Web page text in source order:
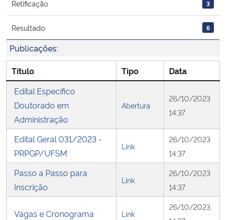
Secretaria de Governo
Gabinete de Segurança Institucional
Advocacia-Geral da União
Banco Central do Brasil
Planalto
Retificação 3
Resultado 6
Publicações:
Título Tipo
Data
Edital Específico
Doutorado em
Administração
Abertura
26/10/2023
14:37
Edital Geral 031/2023 -
PRPGP/UFSM
Link
26/10/2023
14:37
Passo a Passo para
Inscrição
Link
26/10/2023
14:37
Vagas e Cronograma Link
26/10/2023